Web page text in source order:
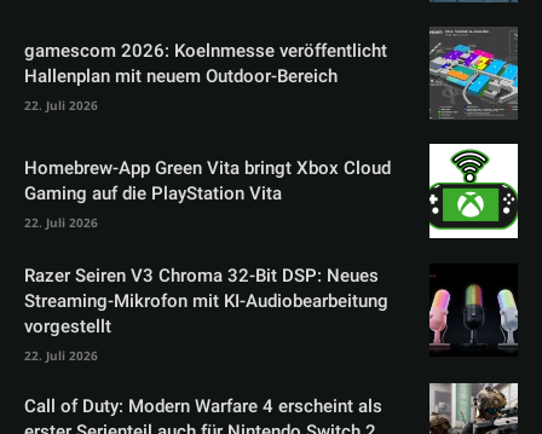
gamescom 2026: Koelnmesse veröffentlicht
Hallenplan mit neuem Outdoor-Bereich
22. Juli 2026
Homebrew-App Green Vita bringt Xbox Cloud
Gaming auf die PlayStation Vita
22. Juli 2026
Razer Seiren V3 Chroma 32-Bit DSP: Neues
Streaming-Mikrofon mit KI-Audiobearbeitung
vorgestellt
22. Juli 2026
Call of Duty: Modern Warfare 4 erscheint als